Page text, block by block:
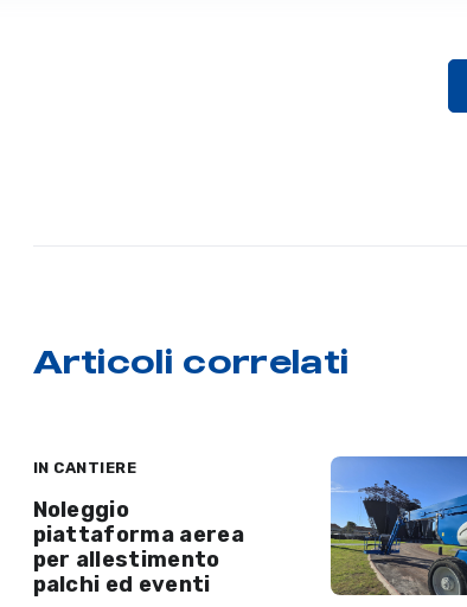
Articoli correlati
IN CANTIERE
Noleggio
piattaforma aerea
per allestimento
palchi ed eventi